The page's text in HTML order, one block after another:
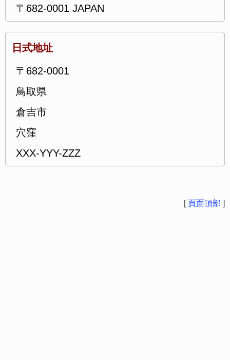
〒682-0001 JAPAN
日式地址
〒682-0001
鳥取県
倉吉市
穴窪
XXX-YYY-ZZZ
[ 頁面頂部 ]